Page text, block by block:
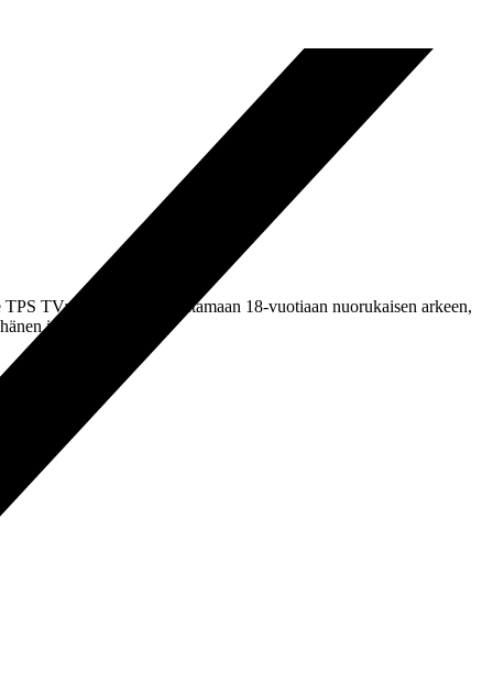
TPS TV:n matkassa kurkistamaan 18-vuotiaan nuorukaisen arkeen,
isänsä kertomana.